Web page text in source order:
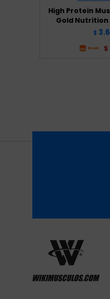
High Protein
Gold
$
$